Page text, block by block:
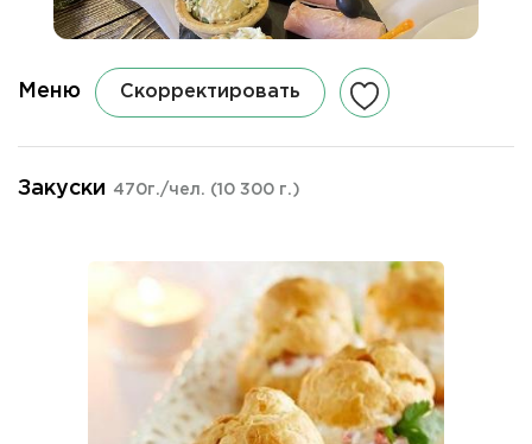
Меню Скорректировать
Закуски 470г./чел. (10 300 г.)